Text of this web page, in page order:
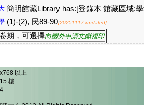
簡明館藏Library has:[登錄本 館藏區域:
(1)-(2), 民89-90[20251117 updated]
期，可選擇向國外申請文獻複印
以上
樓